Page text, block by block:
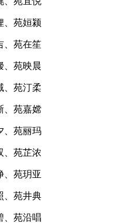
、苑姮颍
、苑在笙
、苑映晨
、苑汀柔
、苑嘉嫦
、苑丽玛
、苑芷浓
、苑玥亚
、苑井典
、苑沿唱